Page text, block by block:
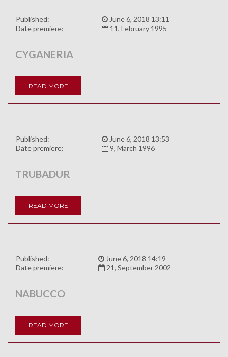
Published:
June 6, 2018 13:11
Date premiere:
11, February 1995
CYGANERIA
READ MORE
Published:
June 6, 2018 13:53
Date premiere:
9, March 1996
TRUBADUR
READ MORE
Published:
June 6, 2018 14:19
Date premiere:
21, September 2002
NABUCCO
READ MORE